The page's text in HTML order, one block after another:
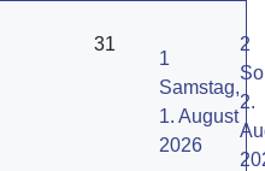
31
1
Samstag,
1. August
2026
2
2.